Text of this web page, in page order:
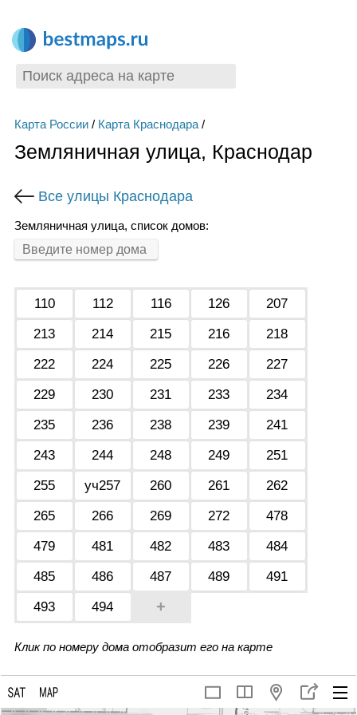
Карта России/ Карта Краснодара/
Земляничная улица, Краснодар
Все улицы Краснодара
Земляничная улица, список домов:
110 112 116 126
207
213
214 215 216
218
222
224 225 226
227
229
230 231 233
234
235
236 238 239
241
243
244 248 249
251
255
уч257 260 261
262
265
266 269 272
478
479
481 482 483
484
485
486 487 489
491
493
494 +
Клик по номеру дома отобразит его на карте